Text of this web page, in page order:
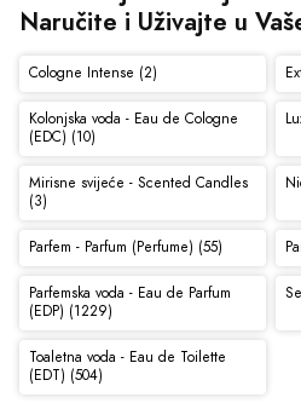
Naručite i Uživajte u
Cologne Intense (2)
Kolonjska voda - Eau de Cologne
(EDC) (10)
Mirisne svijeće - Scented Candles
(3)
Parfem - Parfum (Perfume) (55)
Parfemska voda - Eau de Parfum
(EDP) (1229)
Toaletna voda - Eau de Toilette
(EDT) (504)